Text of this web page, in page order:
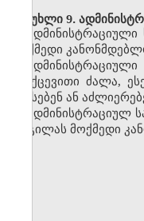
მუხლი 9.
მოქმედი
უკუქცევითი ძალა,
აწესებენ ან
ადმინისტრაციულ
ადგილას მოქმედი